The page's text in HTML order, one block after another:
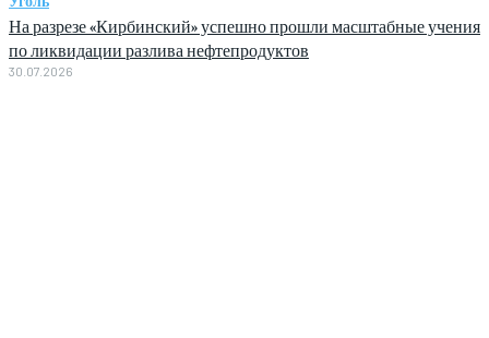
На разрезе «Кирбинский» успешно прошли масштабные учения
по ликвидации разлива нефтепродуктов
30.07.2026